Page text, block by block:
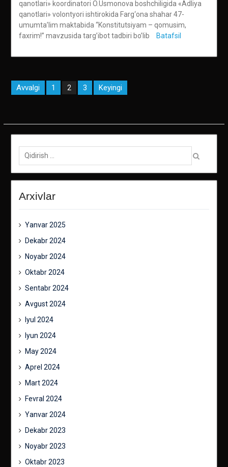
qanotlari» koordinatori O.Usmonova boshchiligida «Adliya
qanotlari» volontyori ishtirokida Farg‘ona shahar 47-
umumta’lim maktabida “Konstitutsiyam – qomusim,
faxrim!” mavzusida targ’ibot tadbiri bo’lib
Batafsil
Maqolalar
bo‘yicha
Avvalgi 1 2 3 Keyingi
Qidirish:
Arxivlar
Yanvar 2025
Dekabr 2024
Noyabr 2024
Oktabr 2024
Sentabr 2024
Avgust 2024
Iyul 2024
Iyun 2024
May 2024
Aprel 2024
Mart 2024
Fevral 2024
Yanvar 2024
Dekabr 2023
Noyabr 2023
Oktabr 2023